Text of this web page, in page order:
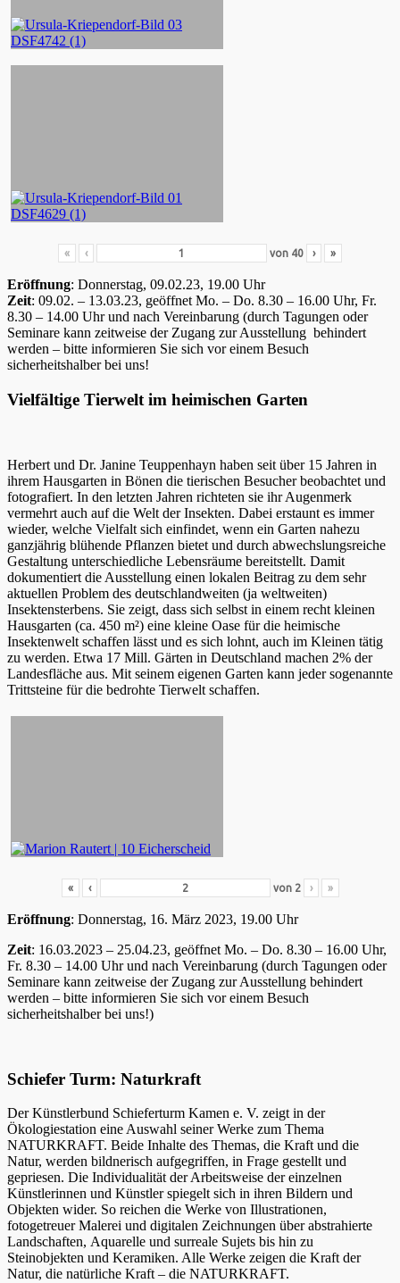
« ‹ von 40 › »
Eröffnung: Donnerstag, 09.02.23, 19.00 Uhr
Zeit: 09.02. – 13.03.23, geöffnet Mo. – Do. 8.30 – 16.00 Uhr, Fr.
8.30 – 14.00 Uhr und nach Vereinbarung (durch Tagungen oder
Seminare kann zeitweise der Zugang zur Ausstellung behindert
werden – bitte informieren Sie sich vor einem Besuch
sicherheitshalber bei uns!
Vielfältige Tierwelt im heimischen Garten
Herbert und Dr. Janine Teuppenhayn haben seit über 15 Jahren in
ihrem Hausgarten in Bönen die tierischen Besucher beobachtet und
fotografiert. In den letzten Jahren richteten sie ihr Augenmerk
vermehrt auch auf die Welt der Insekten. Dabei erstaunt es immer
wieder, welche Vielfalt sich einfindet, wenn ein Garten nahezu
ganzjährig blühende Pflanzen bietet und durch abwechslungsreiche
Gestaltung unterschiedliche Lebensräume bereitstellt. Damit
dokumentiert die Ausstellung einen lokalen Beitrag zu dem sehr
aktuellen Problem des deutschlandweiten (ja weltweiten)
Insektensterbens. Sie zeigt, dass sich selbst in einem recht kleinen
Hausgarten (ca. 450 m²) eine kleine Oase für die heimische
Insektenwelt schaffen lässt und es sich lohnt, auch im Kleinen tätig
zu werden. Etwa 17 Mill. Gärten in Deutschland machen 2% der
Landesfläche aus. Mit seinem eigenen Garten kann jeder sogenannte
Trittsteine für die bedrohte Tierwelt schaffen.
« ‹ von 2 › »
Eröffnung: Donnerstag, 16. März 2023, 19.00 Uhr
Zeit: 16.03.2023 – 25.04.23, geöffnet Mo. – Do. 8.30 – 16.00 Uhr,
Fr. 8.30 – 14.00 Uhr und nach Vereinbarung (durch Tagungen oder
Seminare kann zeitweise der Zugang zur Ausstellung behindert
werden – bitte informieren Sie sich vor einem Besuch
sicherheitshalber bei uns!)
Schiefer Turm: Naturkraft
Der Künstlerbund Schieferturm Kamen e. V. zeigt in der
Ökologiestation eine Auswahl seiner Werke zum Thema
NATURKRAFT. Beide Inhalte des Themas, die Kraft und die
Natur, werden bildnerisch aufgegriffen, in Frage gestellt und
gepriesen. Die Individualität der Arbeitsweise der einzelnen
Künstlerinnen und Künstler spiegelt sich in ihren Bildern und
Objekten wider. So reichen die Werke von Illustrationen,
fotogetreuer Malerei und digitalen Zeichnungen über abstrahierte
Landschaften, Aquarelle und surreale Sujets bis hin zu
Steinobjekten und Keramiken. Alle Werke zeigen die Kraft der
Natur, die natürliche Kraft – die NATURKRAFT.